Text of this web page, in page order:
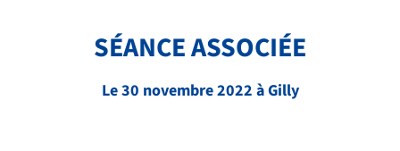
FAQ
LIENS ET DOCUMENTS UTILES
SÉANCE ASSOCIÉE
Le 30 novembre 2022 à Gilly